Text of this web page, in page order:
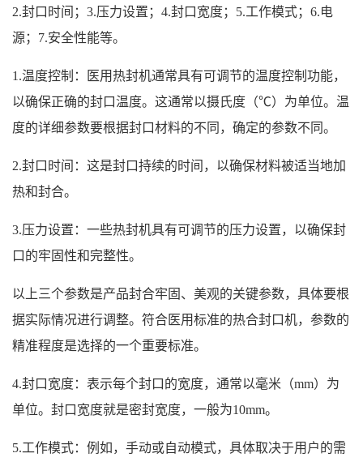
2.封口时间；3.压力设置；4.封口宽度；5.工作模式；6.电
源；7.安全性能等。
1.温度控制：医用热封机通常具有可调节的温度控制功能，
以确保正确的封口温度。这通常以摄氏度（℃）为单位。温
度的详细参数要根据封口材料的不同，确定的参数不同。
2.封口时间：这是封口持续的时间，以确保材料被适当地加
热和封合。
3.压力设置：一些热封机具有可调节的压力设置，以确保封
口的牢固性和完整性。
以上三个参数是产品封合牢固、美观的关键参数，具体要根
据实际情况进行调整。符合医用标准的热合封口机，参数的
精准程度是选择的一个重要标准。
4.封口宽度：表示每个封口的宽度，通常以毫米（mm）为
单位。封口宽度就是密封宽度，一般为10mm。
5.工作模式：例如，手动或自动模式，具体取决于用户的需